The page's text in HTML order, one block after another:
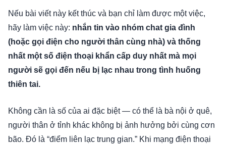
Nếu bài viết này kết thúc và bạn chỉ làm được một việc,
hãy làm việc này: nhắn tin vào nhóm chat gia đình
(hoặc gọi điện cho người thân cùng nhà) và thống
nhất một số điện thoại khẩn cấp duy nhất mà mọi
người sẽ gọi đến nếu bị lạc nhau trong tình huống
thiên tai.
Không cần là số của ai đặc biệt — có thể là bà nội ở quê,
người thân ở tỉnh khác không bị ảnh hưởng bởi cùng cơn
bão. Đó là “điểm liên lạc trung gian.” Khi mạng điện thoại